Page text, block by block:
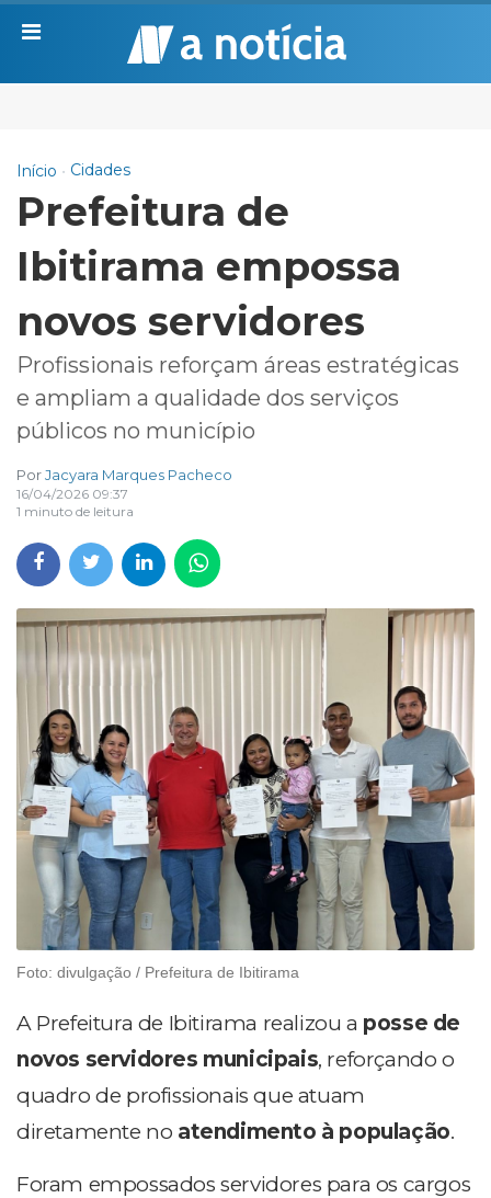
Início Cidades
Prefeitura de
Ibitirama empossa
novos servidores
Profissionais reforçam áreas estratégicas
e ampliam a qualidade dos serviços
públicos no município
PorJacyara Marques Pacheco
16/04/2026 09:37
1 minuto de leitura
Foto: divulgação / Prefeitura de Ibitirama
A Prefeitura de Ibitirama realizou a posse de
novos servidores municipais, reforçando o
quadro de profissionais que atuam
diretamente no atendimento à população.
Foram empossados servidores para os cargos